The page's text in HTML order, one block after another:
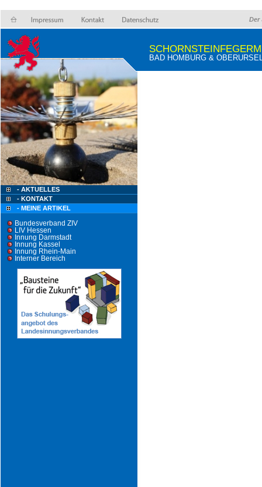
Der
- AKTUELLES
- KONTAKT
- MEINE ARTIKEL
Bundesverband ZIV
LIV Hessen
Innung Darmstadt
Innung Kassel
Innung Rhein-Main
Interner Bereich
BAD HOMBURG &